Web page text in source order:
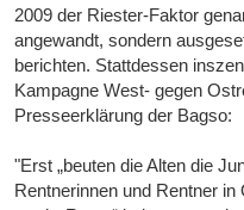
2009 der Riester-Faktor
angewandt, sondern
berichten. Stattdessen
Kampagne West- gegen
Presseerklärung der Bagso:
"Erst „beuten die Alten die
Rentnerinnen und Rentner